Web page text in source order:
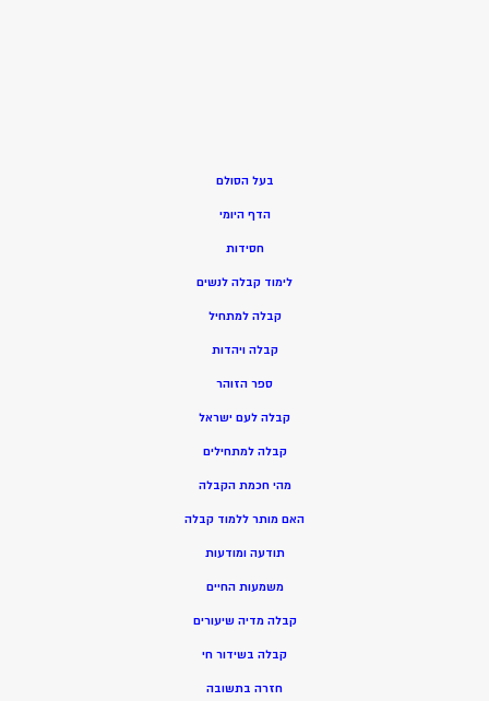
בעל הסולם
הדף היומי
חסידות
לימוד קבלה לנשים
קבלה למתחיל
קבלה ויהדות
ספר הזוהר
קבלה לעם ישראל
קבלה למתחילים
מהי חכמת הקבלה
האם מותר ללמוד קבלה
תודעה ומודעות
משמעות החיים
קבלה מדיה שיעורים
קבלה בשידור חי
חזרה בתשובה